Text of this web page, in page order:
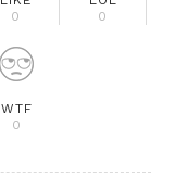
0
0
WTF
0